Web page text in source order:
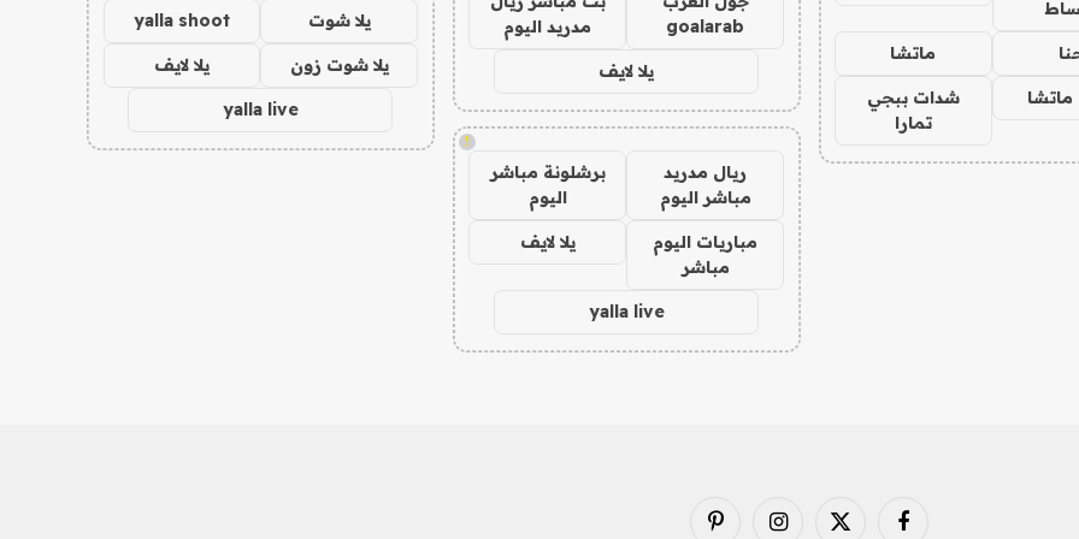
ماتشا
شدات ببجي
تمارا
goalarab
مدريد اليوم
يلا لايف
!
ريال مدريد
مباشر اليوم
برشلونة مباشر
اليوم
مباريات اليوم
مباشر
يلا لايف
yalla live
يلا شوت yalla shoot
يلا شوت زون يلا لايف
yalla live
فيسبوك X الانستغرامبينتيريست